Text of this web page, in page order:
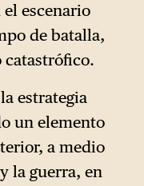
escenario
de batalla,
catastrófico.
estrategia
un elemento
a medio
la guerra, en